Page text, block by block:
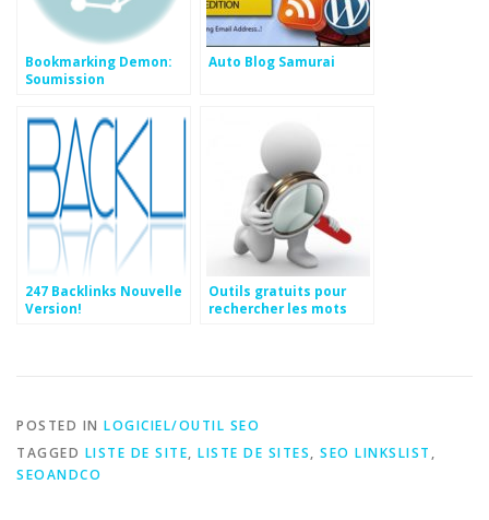
Bookmarking Demon:
Soumission
Digg Like
Auto Blog Samurai
247 Backlinks Nouvelle
Version!
Outils gratuits pour
rechercher les mots
POSTED IN LOGICIEL/OUTIL SEO
TAGGED LISTE DE SITE, LISTE DE SITES, SEO LINKSLIST ,
SEOANDCO